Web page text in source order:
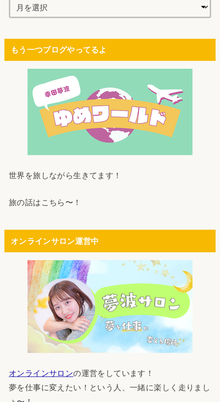
もう一つブログやってるよ
世界を旅しながら生きてます！
旅の話はこちら〜！
オンラインサロン運営中
オンラインサロンの運営をしています！
夢を仕事に変えたい！という人、一緒に楽しく走りまし